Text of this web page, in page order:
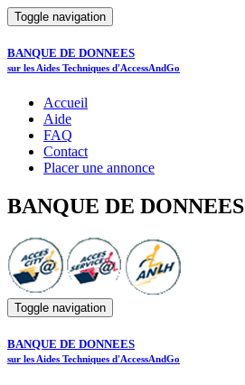
Toggle navigation
BANQUE DE DONNEES
sur les Aides Techniques d'AccessAndGo
Accueil
Aide
FAQ
Contact
Placer une annonce
BANQUE DE DONNEES
Toggle navigation
BANQUE DE DONNEES
sur les Aides Techniques d'AccessAndGo